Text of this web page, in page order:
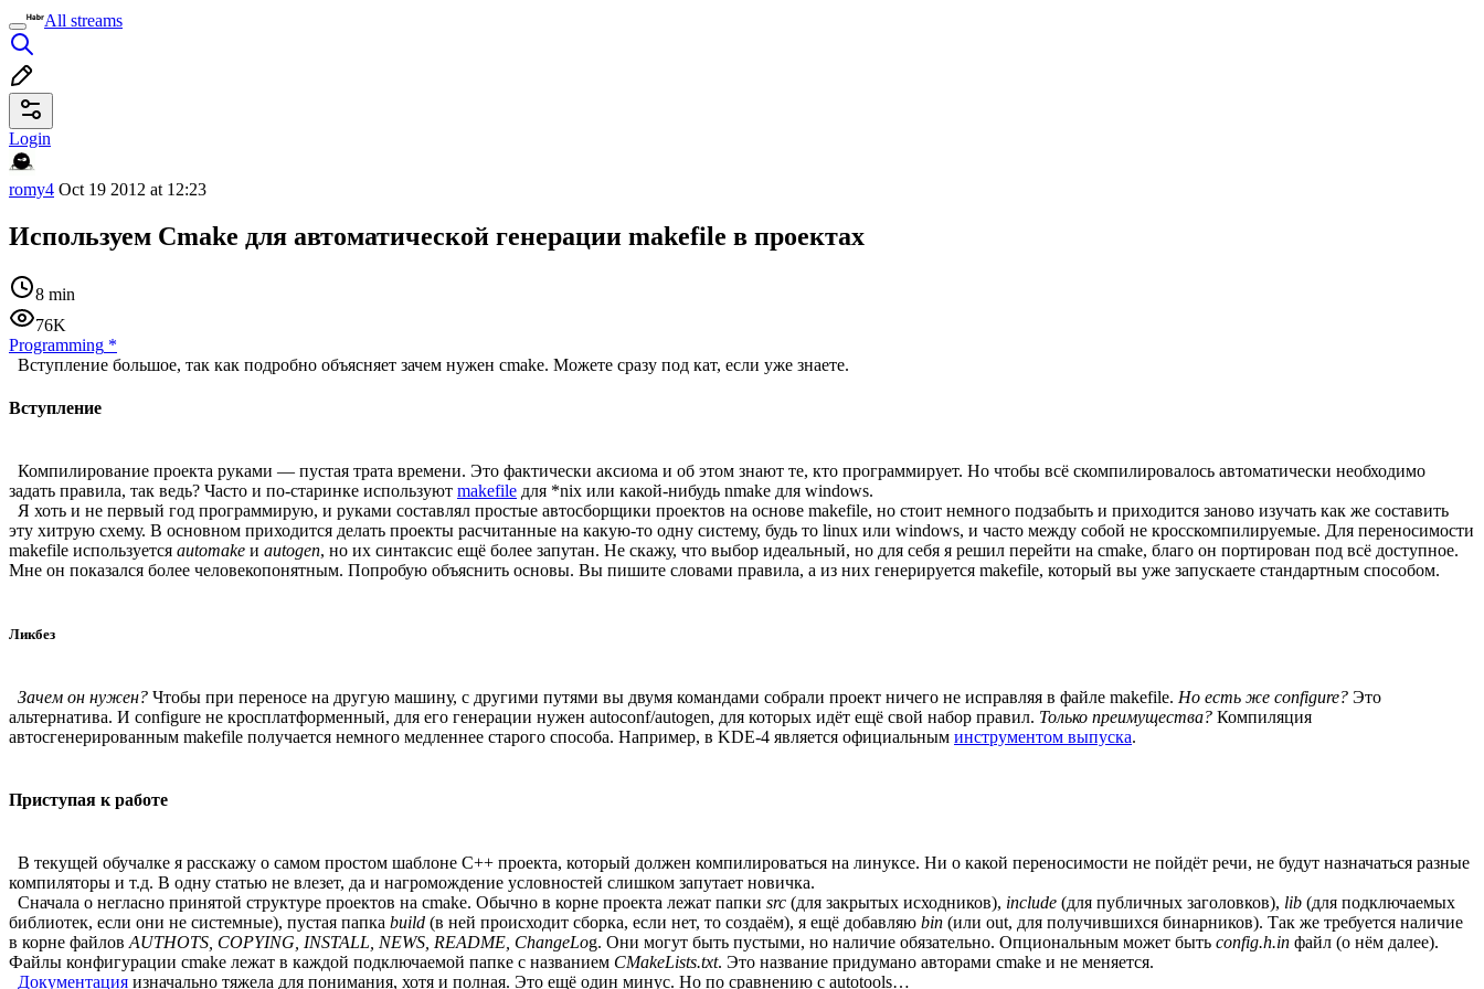
All streams
Login
romy4 Oct 19 2012 at 12:23
Используем Cmake для автоматической генерации makefile в проектах
8 min
76K
Programming *
Вступление большое, так как подробно объясняет зачем нужен cmake. Можете сразу под кат, если уже знаете.
Вступление
Компилирование проекта руками — пустая трата времени. Это фактически аксиома и об этом знают те, кто программирует. Но чтобы всё скомпилировалось автоматически необходимо
задать правила, так ведь? Часто и по-старинке используют makefile для *nix или какой-нибудь nmake для windows.
Я хоть и не первый год программирую, и руками составлял простые автосборщики проектов на основе makefile, но стоит немного подзабыть и приходится заново изучать как же составить
эту хитрую схему. В основном приходится делать проекты расчитанные на какую-то одну систему, будь то linux или windows, и часто между собой не кросскомпилируемые. Для переносимости
makefile используется automake и autogen, но их синтаксис ещё более запутан. Не скажу, что выбор идеальный, но для себя я решил перейти на cmake, благо он портирован под всё доступное.
Мне он показался более человекопонятным. Попробую объяснить основы. Вы пишите словами правила, а из них генерируется makefile, который вы уже запускаете стандартным способом.
Ликбез
Зачем он нужен? Чтобы при переносе на другую машину, с другими путями вы двумя командами собрали проект ничего не исправляя в файле makefile. Но есть же configure? Это
альтернатива. И configure не кросплатформенный, для его генерации нужен autoconf/autogen, для которых идёт ещё свой набор правил. Только преимущества? Компиляция
автосгенерированным makefile получается немного медленнее старого способа. Например, в KDE-4 является официальным инструментом выпуска.
Приступая к работе
В текущей обучалке я расскажу о самом простом шаблоне С++ проекта, который должен компилироваться на линуксе. Ни о какой переносимости не пойдёт речи, не будут назначаться разные
компиляторы и т.д. В одну статью не влезет, да и нагромождение условностей слишком запутает новичка.
Сначала о негласно принятой структуре проектов на cmake. Обычно в корне проекта лежат папки src (для закрытых исходников), include (для публичных заголовков), lib (для подключаемых
библиотек, если они не системные), пустая папка build (в ней происходит сборка, если нет, то создаём), я ещё добавляю bin (или out, для получившихся бинарников). Так же требуется наличие
в корне файлов AUTHOTS, COPYING, INSTALL, NEWS, README, ChangeLog. Они могут быть пустыми, но наличие обязательно. Опциональным может быть config.h.in файл (о нём далее).
Файлы конфигурации cmake лежат в каждой подключаемой папке с названием CMakeLists.txt. Это название придумано авторами cmake и не меняется.
Документация изначально тяжела для понимания, хотя и полная. Это ещё один минус. Но по сравнению с autotools…